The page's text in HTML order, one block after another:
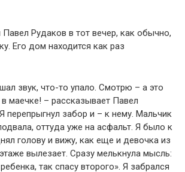
Рудаков в тот вечер, как обычно,
Его дом находится как раз
звук, что-то упало. Смотрю – а это
маечке! – рассказывает Павел
перепрыгнул забор и – к нему. Мальчик
оттуда уже на асфальт. Я было к
голову и вижу, как еще и девочка из
вылезает. Сразу мелькнула мысль:
так спасу второго». Я забрался